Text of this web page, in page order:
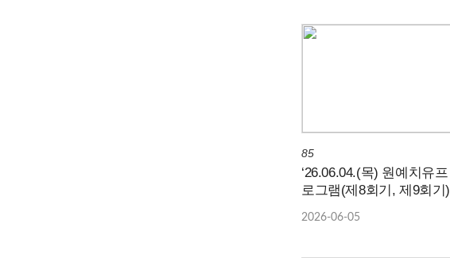
85
‘26.06.04.(목) 원예치유프
로그램(제8회기, 제9회기)
2026-06-05